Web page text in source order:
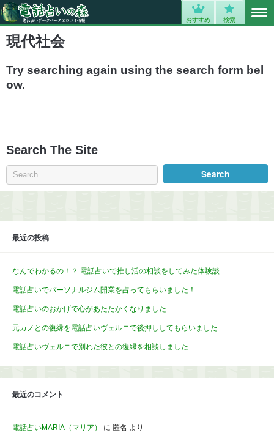
おすすめ 検索
現代社会
Try searching again using the search form bel
ow.
Search The Site
最近の投稿
なんでわかるの！？ 電話占いで推し活の相談をしてみた体験談
電話占いでパーソナルジム開業を占ってもらいました！
電話占いのおかげで心があたたかくなりました
元カノとの復縁を電話占いヴェルニで後押ししてもらいました
電話占いヴェルニで別れた彼との復縁を相談しました
最近のコメント
電話占いMARIA（マリア） に 匿名 より